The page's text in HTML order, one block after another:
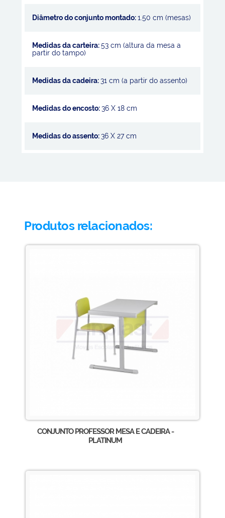
Diâmetro do conjunto montado:1.50 cm (mesas)
Medidas da carteira:53 cm (altura da mesa a
partir do tampo)
Medidas da cadeira:31 cm (a partir do assento)
Medidas do encosto:36 X 18 cm
Medidas do assento:36 X 27 cm
Produtos relacionados:
CONJUNTO PROFESSOR MESA E CADEIRA -
PLATINUM